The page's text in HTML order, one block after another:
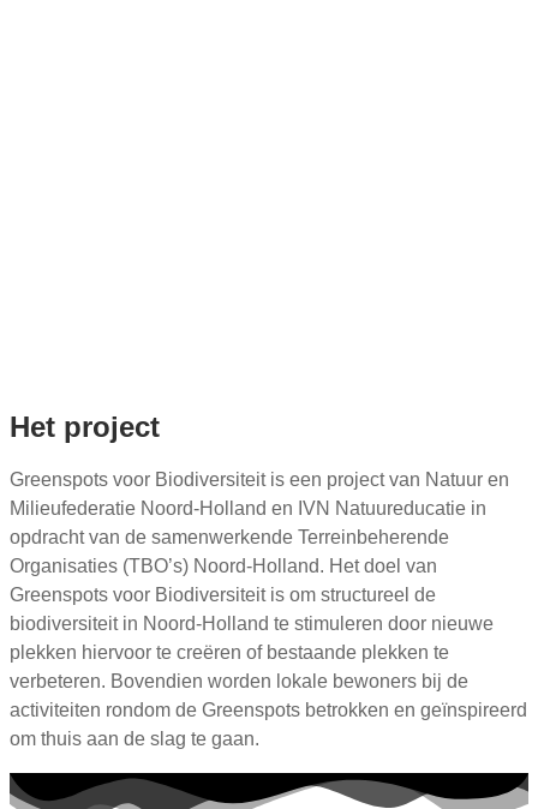
Het project
Greenspots voor Biodiversiteit is een project van Natuur en
Milieufederatie Noord-Holland en IVN Natuureducatie in
opdracht van de samenwerkende Terreinbeherende
Organisaties (TBO’s) Noord-Holland. Het doel van
Greenspots voor Biodiversiteit is om structureel de
biodiversiteit in Noord-Holland te stimuleren door nieuwe
plekken hiervoor te creëren of bestaande plekken te
verbeteren. Bovendien worden lokale bewoners bij de
activiteiten rondom de Greenspots betrokken en geïnspireerd
om thuis aan de slag te gaan.